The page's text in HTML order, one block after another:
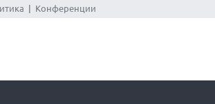
Конференции